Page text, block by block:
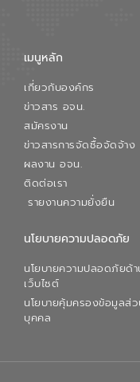
เมนูหลัก
เกี่ยวกับองค์กร
ข่าวสาร อจน.
สมัครงาน
ข่าวสารการจัดซื้อจัดจ้าง
ผลงาน อจน.
ติดต่อเรา
รายงานความยั่งยืน
นโยบายความปลอดภัย
นโยบายความปลอดภัยด้า
เว็บไซต์
นโยบายคุ้มครองข้อมูลส่
บุคคล